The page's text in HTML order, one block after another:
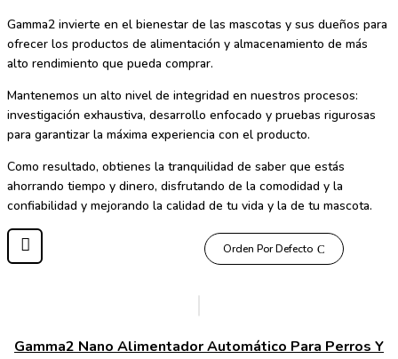
Gamma2 invierte en el bienestar de las mascotas y sus dueños para
ofrecer los productos de alimentación y almacenamiento de más
alto rendimiento que pueda comprar.
Mantenemos un alto nivel de integridad en nuestros procesos:
investigación exhaustiva, desarrollo enfocado y pruebas rigurosas
para garantizar la máxima experiencia con el producto.
Como resultado, obtienes la tranquilidad de saber que estás
ahorrando tiempo y dinero, disfrutando de la comodidad y la
confiabilidad y mejorando la calidad de tu vida y la de tu mascota.
Orden Por Defecto
Gamma2 Nano Alimentador Automático Para Perros Y